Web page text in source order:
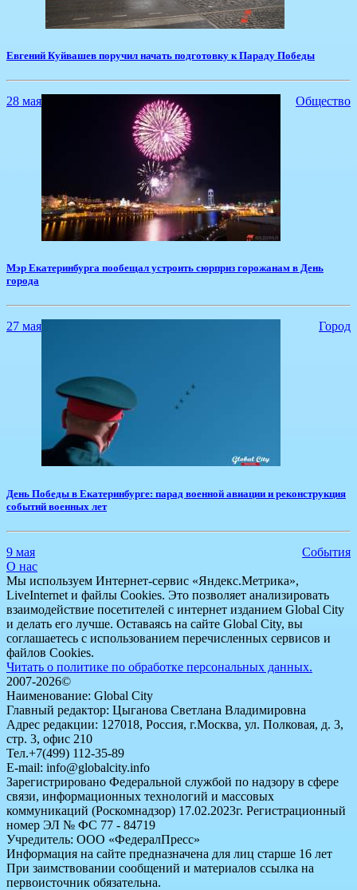
Евгений Куйвашев поручил начать подготовку к Параду Победы
28 мая Общество
Мэр Екатеринбурга пообещал устроить сюрприз горожанам в День
города
27 мая Город
День Победы в Екатеринбурге: парад военной авиации и реконструкция
событий военных лет
9 мая
События
О нас
Мы используем Интернет-сервис «Яндекс.Метрика»,
LiveInternet и файлы Cookies. Это позволяет анализировать
взаимодействие посетителей с интернет изданием Global City
и делать его лучше. Оставаясь на сайте Global City, вы
соглашаетесь с использованием перечисленных сервисов и
файлов Cookies.
Читать о политике по обработке персональных данных.
2007-2026©
Наименование: Global City
Главный редактор: Цыганова Светлана Владимировна
Адрес редакции: 127018, Россия, г.Москва, ул. Полковая, д. 3,
стр. 3, офис 210
Тел.+7(499) 112-35-89
E-mail: info@globalcity.info
Зарегистрировано Федеральной службой по надзору в сфере
связи, информационных технологий и массовых
коммуникаций (Роскомнадзор) 17.02.2023г. Регистрационный
номер ЭЛ № ФС 77 - 84719
Учредитель: ООО «ФедералПресс»
Информация на сайте предназначена для лиц старше 16 лет
При заимствовании сообщений и материалов ссылка на
первоисточник обязательна.